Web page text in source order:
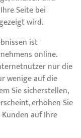
Seite bei
wird.
ist
online.
nur die
wenige auf die
Sie sicherstellen,
erhöhen Sie
auf Ihre